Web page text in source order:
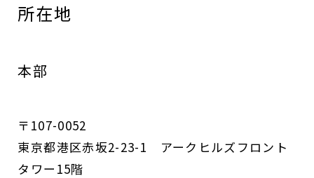
所在地
本部
〒107-0052
東京都港区赤坂2-23-1 アークヒルズフロント
タワー15階